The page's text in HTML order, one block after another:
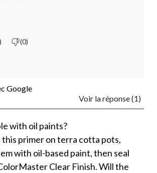
(0)
Google
Voir la réponse (1)
with oil paints?
this primer on terra cotta pots,
with oil-based paint, then seal
Clear Finish. Will the